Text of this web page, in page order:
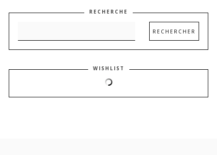
RECHERCHE
WISHLIST